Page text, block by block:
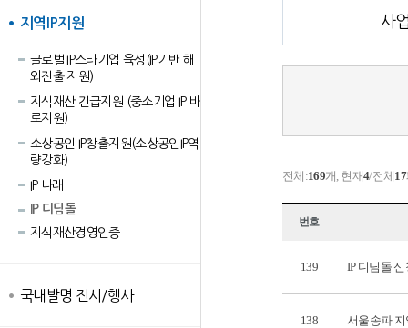
지역IP지원
글로벌 IP스타기업 육성(IP기반 해
외진출 지원)
지식재산 긴급지원 (중소기업 IP 바
로지원)
소상공인 IP창출지원(소상공인IP역
량강화)
IP 나래
IP 디딤돌
지식재산경영인증
국내발명 전시/행사
사
전체:169개, 현재4/전체17
번호
139 IP 디딤돌
138 서울송파 지